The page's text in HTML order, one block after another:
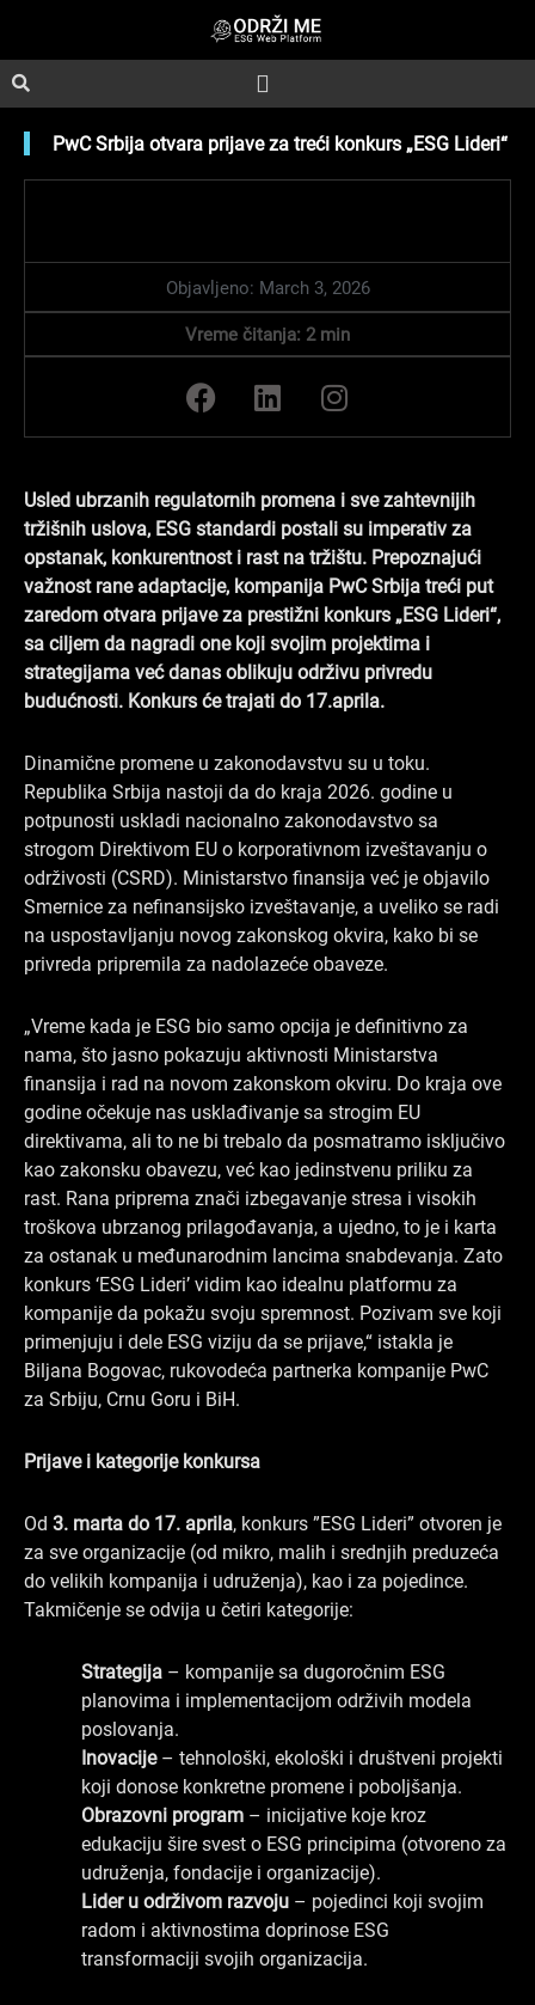
content
PwC Srbija otvara prijave za treći konkurs „ESG Lideri“
Objavljeno: March 3, 2026
Vreme čitanja: 2 min
F
a
c
b
o
o
k
L
i
n
e
d
i
n
I
n
s
a
g
r
a
m
Usled ubrzanih regulatornih promena i sve zahtevnijih
tržišnih uslova, ESG standardi postali su imperativ za
opstanak, konkurentnost i rast na tržištu. Prepoznajući
važnost rane adaptacije, kompanija PwC Srbija treći put
zaredom otvara prijave za prestižni konkurs „ESG Lideri“,
sa ciljem da nagradi one koji svojim projektima i
strategijama već danas oblikuju održivu privredu
budućnosti. Konkurs će trajati do 17.aprila.
Dinamične promene u zakonodavstvu su u toku.
Republika Srbija nastoji da do kraja 2026. godine u
potpunosti uskladi nacionalno zakonodavstvo sa
strogom Direktivom EU o korporativnom izveštavanju o
održivosti (CSRD). Ministarstvo finansija već je objavilo
Smernice za nefinansijsko izveštavanje, a uveliko se radi
na uspostavljanju novog zakonskog okvira, kako bi se
privreda pripremila za nadolazeće obaveze.
„Vreme kada je ESG bio samo opcija je definitivno za
nama, što jasno pokazuju aktivnosti Ministarstva
finansija i rad na novom zakonskom okviru. Do kraja ove
godine očekuje nas usklađivanje sa strogim EU
direktivama, ali to ne bi trebalo da posmatramo isključivo
kao zakonsku obavezu, već kao jedinstvenu priliku za
rast. Rana priprema znači izbegavanje stresa i visokih
troškova ubrzanog prilagođavanja, a ujedno, to je i karta
za ostanak u međunarodnim lancima snabdevanja. Zato
konkurs ‘ESG Lideri’ vidim kao idealnu platformu za
kompanije da pokažu svoju spremnost. Pozivam sve koji
primenjuju i dele ESG viziju da se prijave,“ istakla je
Biljana Bogovac, rukovodeća partnerka kompanije PwC
za Srbiju, Crnu Goru i BiH.
Prijave i kategorije konkursa
Od 3. marta do 17. aprila, konkurs ”ESG Lideri” otvoren je
za sve organizacije (od mikro, malih i srednjih preduzeća
do velikih kompanija i udruženja), kao i za pojedince.
Takmičenje se odvija u četiri kategorije:
Strategija – kompanije sa dugoročnim ESG
planovima i implementacijom održivih modela
poslovanja.
Inovacije– tehnološki, ekološki i društveni projekti
koji donose konkretne promene i poboljšanja.
Obrazovni program – inicijative koje kroz
edukaciju šire svest o ESG principima (otvoreno za
udruženja, fondacije i organizacije).
Lider u održivom razvoju – pojedinci koji svojim
radom i aktivnostima doprinose ESG
transformaciji svojih organizacija.